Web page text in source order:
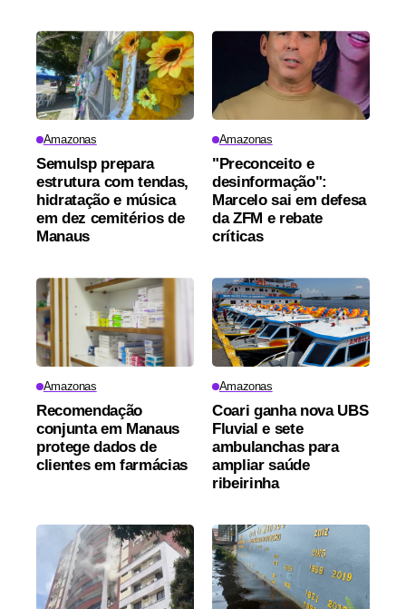
Amazonas
Semulsp prepara
estrutura com tendas,
hidratação e música
em dez cemitérios de
Manaus
Amazonas
"Preconceito e
desinformação":
Marcelo sai em defesa
da ZFM e rebate
críticas
Amazonas
Recomendação
conjunta em Manaus
protege dados de
clientes em farmácias
Amazonas
Coari ganha nova UBS
Fluvial e sete
ambulanchas para
ampliar saúde
ribeirinha